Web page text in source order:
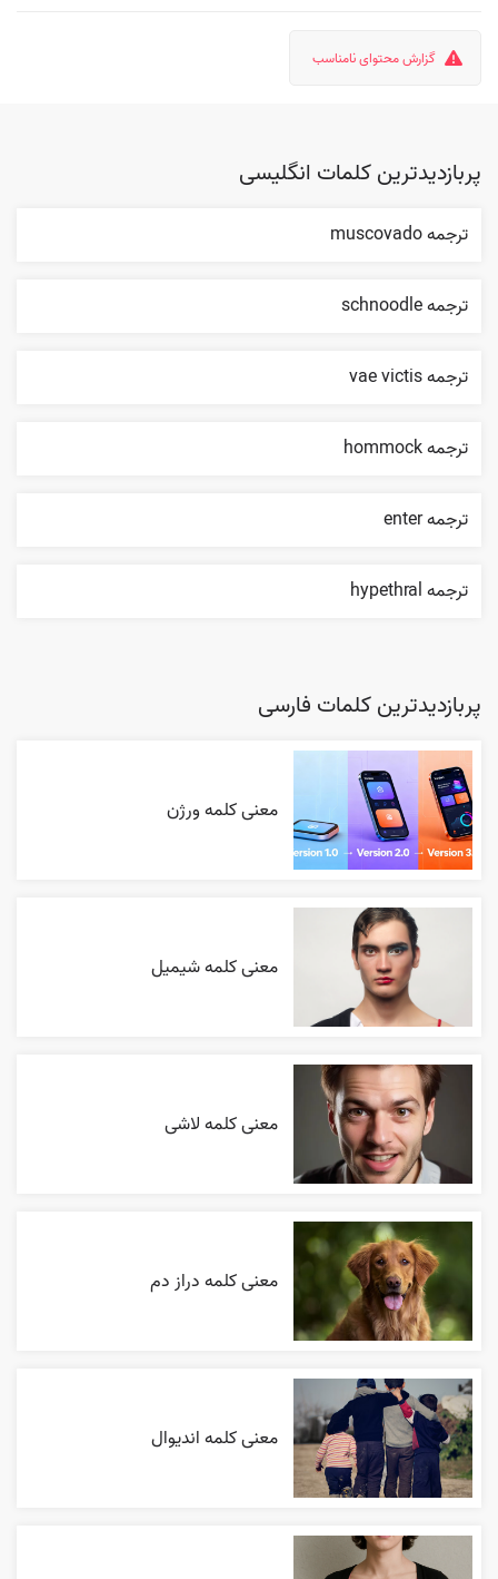
گزارش محتوای نامناسب
پربازدیدترین کلمات انگلیسی
ترجمه muscovado
ترجمه schnoodle
ترجمه vae victis
ترجمه hommock
ترجمه enter
ترجمه hypethral
پربازدیدترین کلمات فارسی
معنی کلمه ورژن
معنی کلمه شیمیل
معنی کلمه لاشی
معنی کلمه دراز دم
معنی کلمه اندیوال